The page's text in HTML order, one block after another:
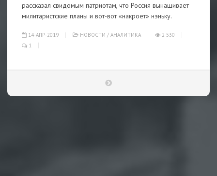
рассказал свидомым патриотам, что Россия вынашивает
милитаристские планы и вот-вот «накроет» нэньку.
14-АПР-2019 НОВОСТИ / АНАЛИТИКА
2 530
1